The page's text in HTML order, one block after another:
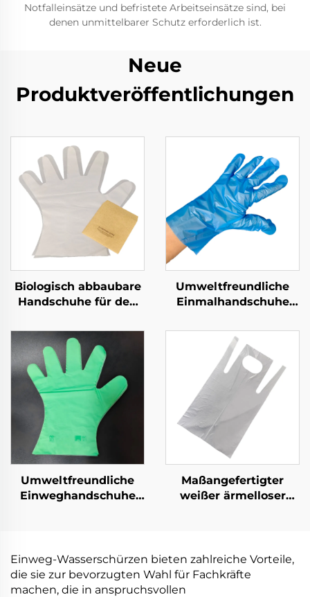
Notfalleinsätze und befristete Arbeitseinsätze sind, bei
denen unmittelbarer Schutz erforderlich ist.
Neue
Produktveröffentlichungen
Biologisch abbaubare
Handschuhe für den
kompostierbar aus
PLA PBAT Maisstärke
Material
Umweltfreundliche
Einmalhandschuhe
kompostierbar aus
PLA PBAT Maisstärke
Material
Umweltfreundliche
Einweghandschuhe
Material
Maßangefertigter
weißer ärmelloser
Einweg-Wasserschürzen bieten zahlreiche Vorteile,
die sie zur bevorzugten Wahl für Fachkräfte
machen, die in anspruchsvollen